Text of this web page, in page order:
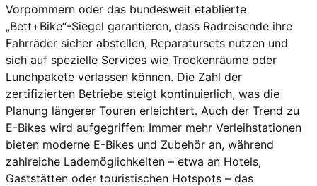
Vorpommern oder das bundesweit etablierte
„Bett+Bike“-Siegel garantieren, dass Radreisende ihre
Fahrräder sicher abstellen, Reparatursets nutzen und
sich auf spezielle Services wie Trockenräume oder
Lunchpakete verlassen können. Die Zahl der
zertifizierten Betriebe steigt kontinuierlich, was die
Planung längerer Touren erleichtert. Auch der Trend zu
E-Bikes wird aufgegriffen: Immer mehr Verleihstationen
bieten moderne E-Bikes und Zubehör an, während
zahlreiche Lademöglichkeiten – etwa an Hotels,
Gaststätten oder touristischen Hotspots – das